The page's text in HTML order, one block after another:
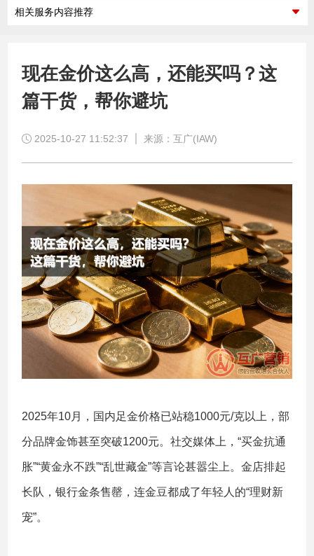
相关服务内容推荐
现在金价这么高，还能买吗？这
篇干货，帮你避坑
2025-10-27 11:52:37 来源：互广(IAW)
2025年10月，国内足金价格已站稳1000元/克以上，部
分品牌金饰甚至突破1200元。社交媒体上，“买金抗通
胀”“黄金永不跌”“乱世藏金”等言论甚嚣尘上。金店排起
长队，银行金条售罄，连金豆都成了年轻人的“理财新
宠”。